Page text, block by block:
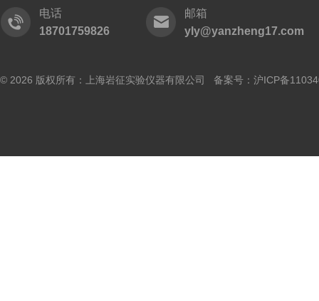
电话
18701759826
邮箱
yly@yanzheng17.com
© 2026 版权所有：上海岩征实验仪器有限公司 备案号： 沪ICP备